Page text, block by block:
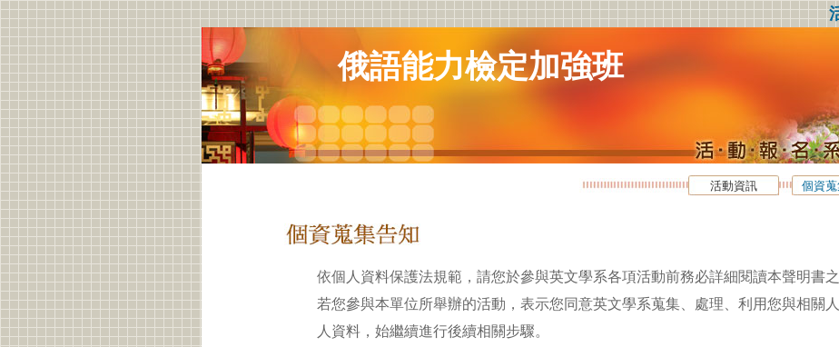
俄語能力檢定加強班
活動資訊 個資
依個人資料保護法規範，請您於參與英文學系各項活動前務必詳細閱讀本聲明書之
若您參與本單位所舉辦的活動，表示您同意英文學系蒐集、處理、利用您與相關
人資料，始繼續進行後續相關步驟。